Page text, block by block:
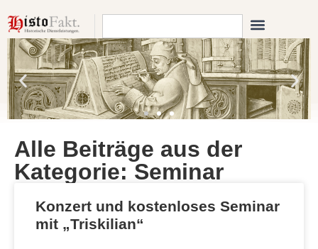
Alle Beiträge aus der
Kategorie: Seminar
Konzert und kostenloses Seminar
mit „Triskilian“